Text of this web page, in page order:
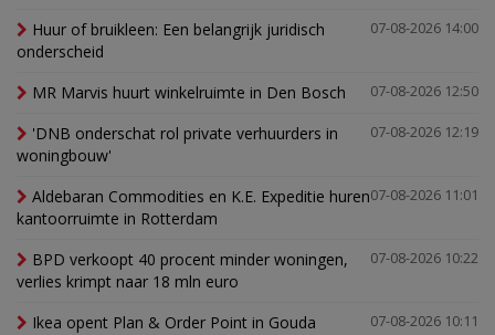
07-08-2026 14:00
Huur of bruikleen: Een belangrijk juridisch
onderscheid
07-08-2026 12:50
MR Marvis huurt winkelruimte in Den Bosch
07-08-2026 12:19
'DNB onderschat rol private verhuurders in
woningbouw'
07-08-2026 11:01
Aldebaran Commodities en K.E. Expeditie huren
kantoorruimte in Rotterdam
07-08-2026 10:22
BPD verkoopt 40 procent minder woningen,
verlies krimpt naar 18 mln euro
07-08-2026 10:11
Ikea opent Plan & Order Point in Gouda